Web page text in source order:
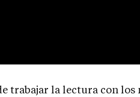
trabajar la lectura con los